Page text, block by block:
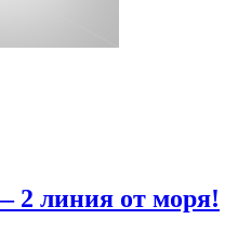
2 линия от моря!